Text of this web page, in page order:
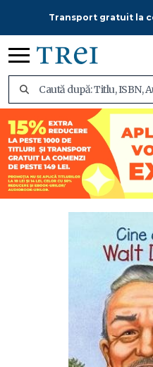
Transport gratuit la